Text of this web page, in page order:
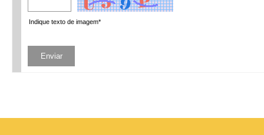
Indique texto de imagem*